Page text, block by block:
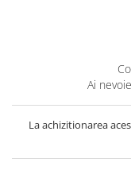
Ai
La achizitionarea